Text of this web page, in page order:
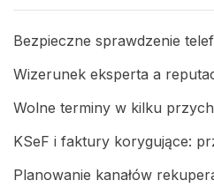
Bezpieczne sprawdzenie
Wizerunek eksperta a
Wolne terminy w kilku
KSeF i faktury korygujące:
Planowanie kanałów